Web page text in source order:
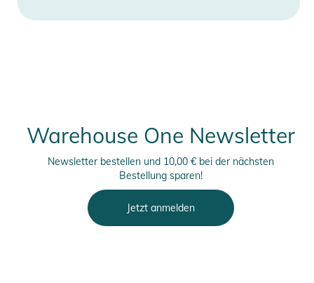
Warehouse One Newsletter
Newsletter bestellen und 10,00 € bei der nächsten
Bestellung sparen!
Jetzt anmelden